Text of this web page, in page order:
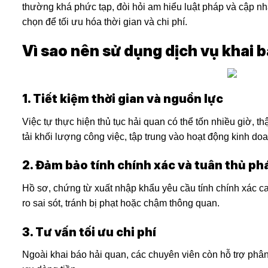
thường khá phức tạp, đòi hỏi am hiểu luật pháp và cập
chọn để tối ưu hóa thời gian và chi phí.
Vì sao nên sử dụng dịch vụ khai
1. Tiết kiệm thời gian và nguồn lực
Việc tự thực hiện thủ tục hải quan có thể tốn nhiều giờ,
tải khối lượng công việc, tập trung vào hoạt động kinh
2. Đảm bảo tính chính xác và tuân thủ
Hồ sơ, chứng từ xuất nhập khẩu yêu cầu tính chính xác
ro sai sót, tránh bị phạt hoặc chậm thông quan.
3. Tư vấn tối ưu chi phí
Ngoài khai báo hải quan, các chuyên viên còn hỗ trợ